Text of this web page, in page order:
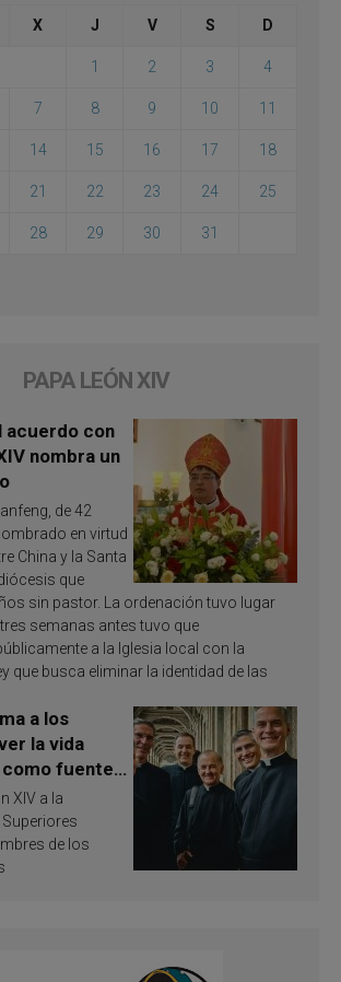
X J V S D
1 2 3 4
7 8 9 10 11
14 15 16 17 18
21 22 23 24 25
28 29 30 31
PAPA LEÓN XIV
acuerdo con
nombra un
de 42
en virtud
China y la Santa
que
sin pastor. La ordenación tuvo lugar
semanas antes tuvo que
a la Iglesia local con la
que busca eliminar la identidad de las
a los
la vida
fuente
y
XIV a la
de los